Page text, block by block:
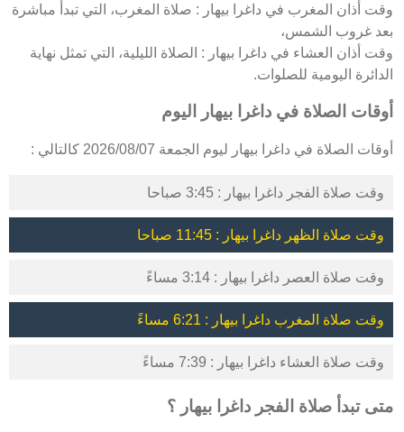
وقت أذان المغرب في داغرا بيهار : صلاة المغرب، التي تبدأ مباشرة
بعد غروب الشمس،
وقت أذان العشاء في داغرا بيهار : الصلاة الليلية، التي تمثل نهاية
الدائرة اليومية للصلوات.
أوقات الصلاة في داغرا بيهار اليوم
أوقات الصلاة في داغرا بيهار ليوم الجمعة 2026/08/07 كالتالي :
وقت صلاة الفجر داغرا بيهار : 3:45 صباحا
وقت صلاة الظهر داغرا بيهار : 11:45 صباحا
وقت صلاة العصر داغرا بيهار : 3:14 مساءً
وقت صلاة المغرب داغرا بيهار : 6:21 مساءً
وقت صلاة العشاء داغرا بيهار : 7:39 مساءً
متى تبدأ صلاة الفجر داغرا بيهار ؟